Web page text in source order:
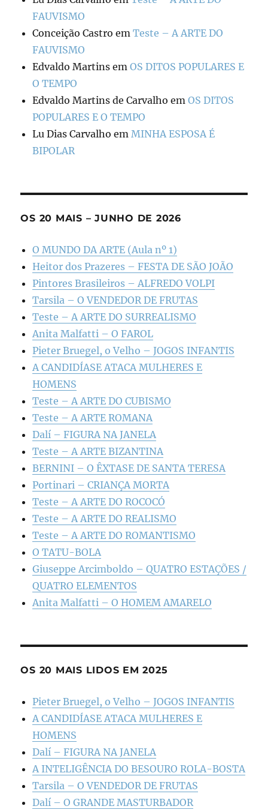
FAUVISMO
Conceição Castro emTeste – A ARTE DO
FAUVISMO
Edvaldo Martins emOS DITOS POPULARES E
O TEMPO
Edvaldo Martins de Carvalho emOS DITOS
POPULARES E O TEMPO
Lu Dias Carvalho em MINHA ESPOSA É
BIPOLAR
OS 20 MAIS – JUNHO DE 2026
O MUNDO DA ARTE (Aula nº 1)
Heitor dos Prazeres – FESTA DE SÃO JOÃO
Pintores Brasileiros – ALFREDO VOLPI
Tarsila – O VENDEDOR DE FRUTAS
Teste – A ARTE DO SURREALISMO
Anita Malfatti – O FAROL
Pieter Bruegel, o Velho – JOGOS INFANTIS
A CANDIDÍASE ATACA MULHERES E
HOMENS
Teste – A ARTE DO CUBISMO
Teste – A ARTE ROMANA
Dalí – FIGURA NA JANELA
Teste – A ARTE BIZANTINA
BERNINI – O ÊXTASE DE SANTA TERESA
Portinari – CRIANÇA MORTA
Teste – A ARTE DO ROCOCÓ
Teste – A ARTE DO REALISMO
Teste – A ARTE DO ROMANTISMO
O TATU-BOLA
Giuseppe Arcimboldo – QUATRO ESTAÇÕES /
QUATRO ELEMENTOS
Anita Malfatti – O HOMEM AMARELO
OS 20 MAIS LIDOS EM 2025
Pieter Bruegel, o Velho – JOGOS INFANTIS
A CANDIDÍASE ATACA MULHERES E
HOMENS
Dalí – FIGURA NA JANELA
A INTELIGÊNCIA DO BESOURO ROLA-BOSTA
Tarsila – O VENDEDOR DE FRUTAS
Dalí – O GRANDE MASTURBADOR